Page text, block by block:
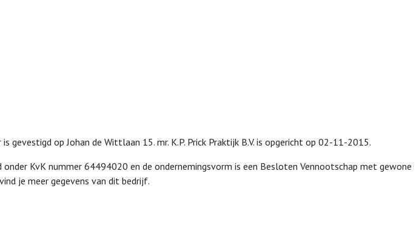
gevestigd op Johan de Wittlaan 15. mr. K.P. Prick Praktijk B.V. is opgericht op 02-11-2015.
onder KvK nummer 64494020 en de ondernemingsvorm is een Besloten Vennootschap met gewone
je meer gegevens van dit bedrijf.